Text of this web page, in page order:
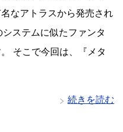
なアトラスから発売され
ステムに似たファンタ
そこで今回は、『メタ
続きを読む